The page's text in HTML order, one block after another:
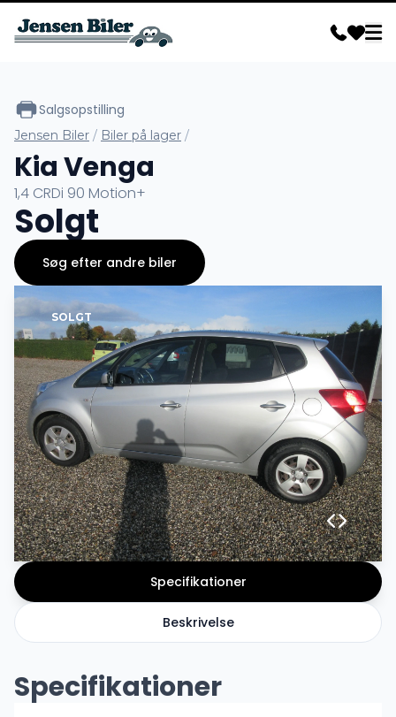
SOLGT
Specifikationer
Beskrivelse
Specifikationer
Salgsopstilling
Jensen Biler / Biler på lager /
Kia Venga
1,4 CRDi 90 Motion+
Solgt
Søg efter andre biler